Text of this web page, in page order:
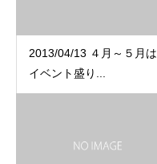
2013/04/13 ４月～５月は
イベント盛り...